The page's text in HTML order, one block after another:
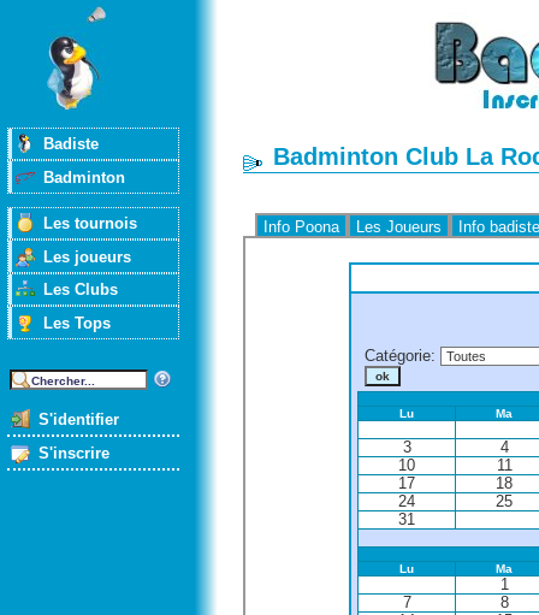
Badiste
Badminton
Les tournois
Les joueurs
Les Clubs
Les Tops
S'identifier
S'inscrire
Badminton Club La
Info Poona Les Joueurs Info
Catégorie:
Lu Ma
3
4
10
11
17
18
24
25
31
Lu Ma
1
7
8